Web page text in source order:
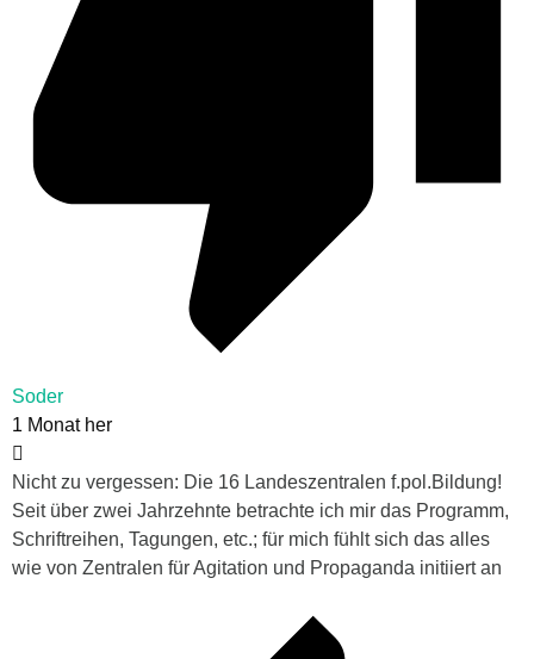
Soder
1 Monat her
Nicht zu vergessen: Die 16 Landeszentralen f.pol.Bildung!
Seit über zwei Jahrzehnte betrachte ich mir das Programm,
Schriftreihen, Tagungen, etc.; für mich fühlt sich das alles
wie von Zentralen für Agitation und Propaganda initiiert an